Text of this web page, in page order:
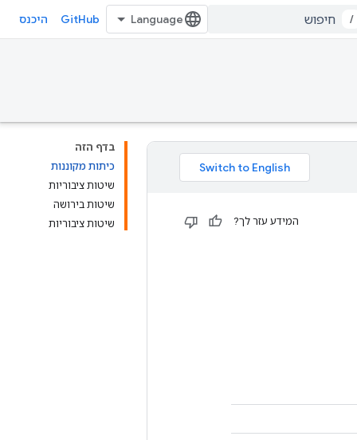
/
GitHub היכנס
בדף הזה
כיתות מקוננות
שיטות ציבוריות
שיטות בירושה
שיטות ציבוריות
המידע עזר לך?